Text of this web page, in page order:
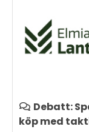
Debatt:
köp med